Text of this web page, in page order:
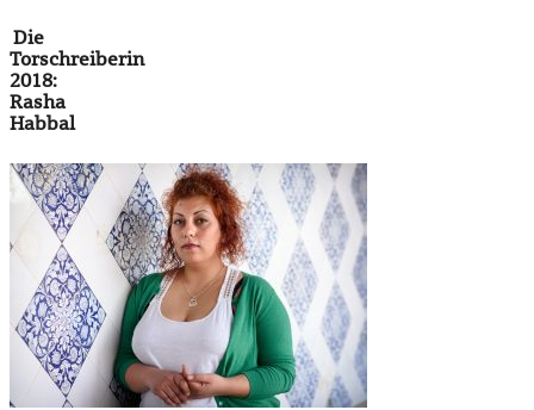
Die
Torschreiberin
2018:
Rasha
Habbal